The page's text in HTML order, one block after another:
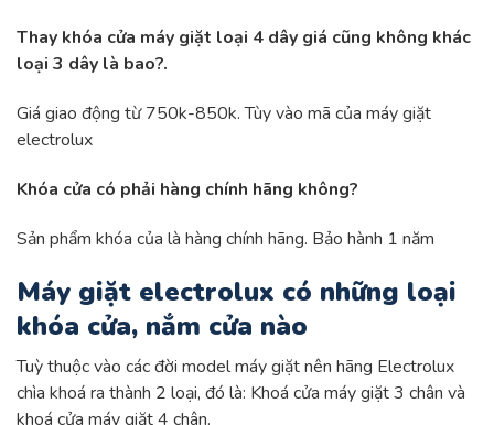
Thay khóa cửa máy giặt loại 4 dây giá cũng không khác
loại 3 dây là bao?.
Giá giao động từ 750k-850k. Tùy vào mã của máy giặt
electrolux
Khóa cửa có phải hàng chính hãng không?
Sản phẩm khóa của là hàng chính hãng. Bảo hành 1 năm
Máy giặt electrolux có những loại
khóa cửa, nắm cửa nào
Tuỳ thuộc vào các đời model máy giặt nên hãng Electrolux
chìa khoá ra thành 2 loại, đó là: Khoá cửa máy giặt 3 chân và
khoá cửa máy giặt 4 chân.